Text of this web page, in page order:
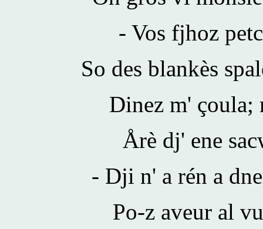
- Vos fjhoz
So des blankès
Dinez m' çoula;
Årè dj' ene
- Dji n' a rén a
Po-z aveur al